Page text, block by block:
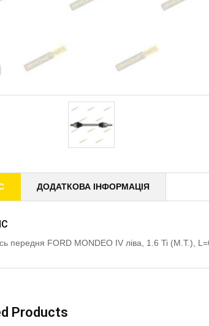
ДОДАТКОВА ІНФОРМАЦІЯ
передня FORD MONDEO IV ліва, 1.6 Ti (M.T.),
Products